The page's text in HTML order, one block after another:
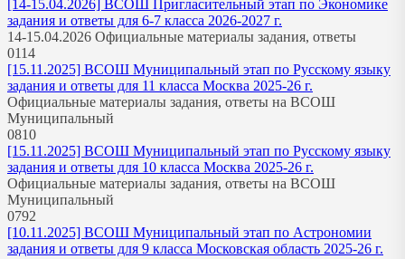
[14-15.04.2026] ВСОШ Пригласительный этап по Экономике
задания и ответы для 6-7 класса 2026-2027 г.
14-15.04.2026 Официальные материалы задания, ответы
0114
[15.11.2025] ВСОШ Муниципальный этап по Русскому языку
задания и ответы для 11 класса Москва 2025-26 г.
Официальные материалы задания, ответы на ВСОШ
Муниципальный
0810
[15.11.2025] ВСОШ Муниципальный этап по Русскому языку
задания и ответы для 10 класса Москва 2025-26 г.
Официальные материалы задания, ответы на ВСОШ
Муниципальный
0792
[10.11.2025] ВСОШ Муниципальный этап по Астрономии
задания и ответы для 9 класса Московская область 2025-26 г.